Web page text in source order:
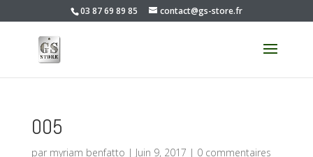
03 87 69 89 85 contact@gs-store.fr
005
par myriam benfatto | Juin 9, 2017 | 0 commentaires